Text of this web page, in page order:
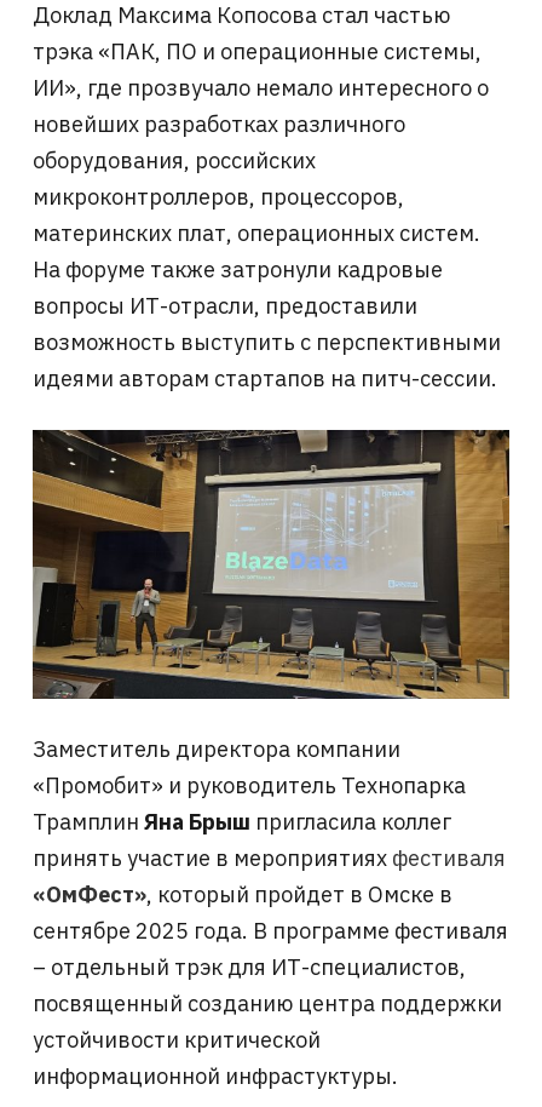
Доклад Максима Копосова стал частью
трэка «ПАК, ПО и операционные системы,
ИИ», где прозвучало немало интересного о
новейших разработках различного
оборудования, российских
микроконтроллеров, процессоров,
материнских плат, операционных систем.
На форуме также затронули кадровые
вопросы ИТ-отрасли, предоставили
возможность выступить с перспективными
идеями авторам стартапов на питч-сессии.
Заместитель директора компании
«Промобит» и руководитель Технопарка
Трамплин Яна Брыш пригласила коллег
принять участие в мероприятиях фестиваля
«ОмФест», который пройдет в Омске в
сентябре 2025 года. В программе фестиваля
– отдельный трэк для ИТ-специалистов,
посвященный созданию центра поддержки
устойчивости критической
информационной инфрастуктуры.